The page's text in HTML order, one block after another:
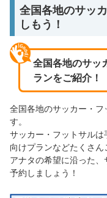
全国各地のサッ
しもう！
全国各地のサッ
ランをご紹介！
全国各地のサッカー・
す。
サッカー・フットサル
向けプランなどたくさん
アナタの希望に沿った
予約しましょう！